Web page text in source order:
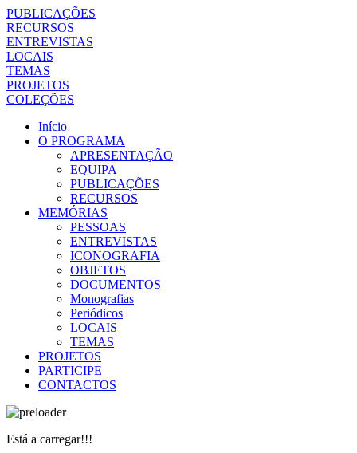
PUBLICAÇÕES
RECURSOS
ENTREVISTAS
LOCAIS
TEMAS
PROJETOS
COLEÇÕES
Início
O PROGRAMA
APRESENTAÇÃO
EQUIPA
PUBLICAÇÕES
RECURSOS
MEMÓRIAS
PESSOAS
ENTREVISTAS
ICONOGRAFIA
OBJETOS
DOCUMENTOS
Monografias
Periódicos
LOCAIS
TEMAS
PROJETOS
PARTICIPE
CONTACTOS
Está a carregar!!!